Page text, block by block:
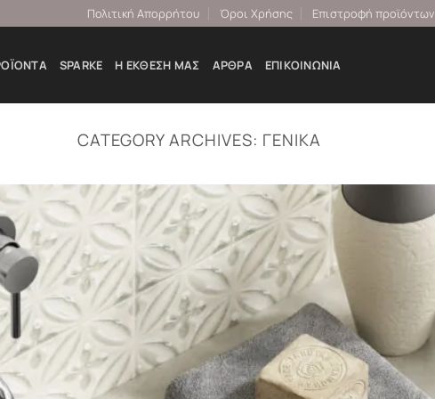
Πολιτική Απορρήτου Όροι Χρήσης Επιστροφή προϊόντων
SPARKE Η ΕΚΘΕΣΉ ΜΑΣ ΆΡΘΡΑ ΕΠΙΚΟΙΝΩΝΊΑ
CATEGORY ARCHIVES: ΓΕΝΙΚΆ